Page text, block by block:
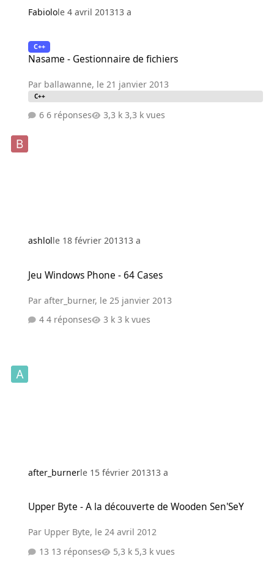
Fabiolole 4 avril 201313 a
C++
Nasame - Gestionnaire de fichiers
Par ballawanne, le 21 janvier 2013
C++
6 réponses 3,3 k vues
ashlolle 18 février 201313 a
Jeu Windows Phone - 64 Cases
Parafter_burner, le 25 janvier 2013
4 réponses
3 k vues
after_burnerle 15 février 201313 a
Upper Byte - A la découverte de Wooden Sen'SeY
Par Upper Byte, le 24 avril 2012
13 réponses
5,3 k vues